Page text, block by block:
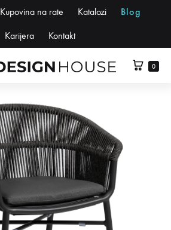
Kupovina na rate Katalozi Blog
Karijera Kontakt
0